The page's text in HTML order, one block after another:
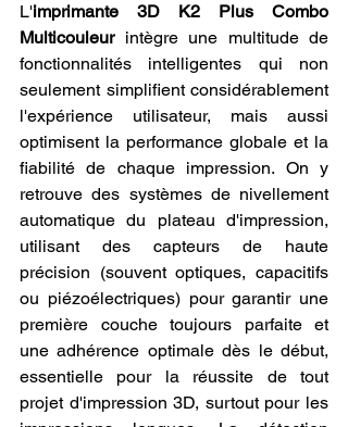
L'imprimante 3D K2 Plus Combo
Multicouleur intègre une multitude de
fonctionnalités intelligentes qui non
seulement simplifient considérablement
l'expérience utilisateur, mais aussi
optimisent la performance globale et la
fiabilité de chaque impression. On y
retrouve des systèmes de nivellement
automatique du plateau d'impression,
utilisant des capteurs de haute
précision (souvent optiques, capacitifs
ou piézoélectriques) pour garantir une
première couche toujours parfaite et
une adhérence optimale dès le début,
essentielle pour la réussite de tout
projet d'impression 3D, surtout pour les